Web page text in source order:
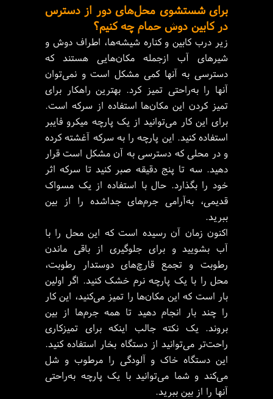
برای شستشوی محل‌های دور از دسترس
در کابین دوش حمام چه کنیم؟
زیر درب کابین و کناره شیشه‌ها، اطراف دوش و
شیرهای آب ازجمله مکان‌هایی هستند که
دسترسی به آنها کمی مشکل است و نمی‌توان
آنها را به‌راحتی تمیز کرد. بهترین راهکار برای
تمیز کردن این مکان‌ها استفاده از سرکه است.
برای این کار می‌توانید از یک پارچه میکرو فایبر
استفاده کنید. این پارچه را به سرکه آغشته کرده
و در محلی که دسترسی به آن مشکل است قرار
دهید. سه تا پنج دقیقه صبر کنید تا سرکه اثر
خود را بگذارد. حال با استفاده از یک مسواک
قدیمی، به‌آرامی جرم‌های جداشده را از بین
ببرید.
اکنون زمان آن رسیده است که این محل را با
آب بشویید و برای جلوگیری از باقی ماندن
رطوبت و تجمع قارچ‌های دوستدار رطوبت،
محل را با یک پارچه نرم خشک کنید. اگر اولین
بار است که این مکان‌ها را تمیز می‌کنید، این کار
را چند بار انجام دهید تا همه جرم‌ها از بین
بروند. یک نکته جالب اینکه برای تمیزکاری
راحت‌تر می‌توانید از دستگاه بخار استفاده کنید.
این دستگاه خاک و آلودگی را مرطوب و شل
می‌کند و شما می‌توانید با یک پارچه به‌راحتی
آنها را از بین ببرید.